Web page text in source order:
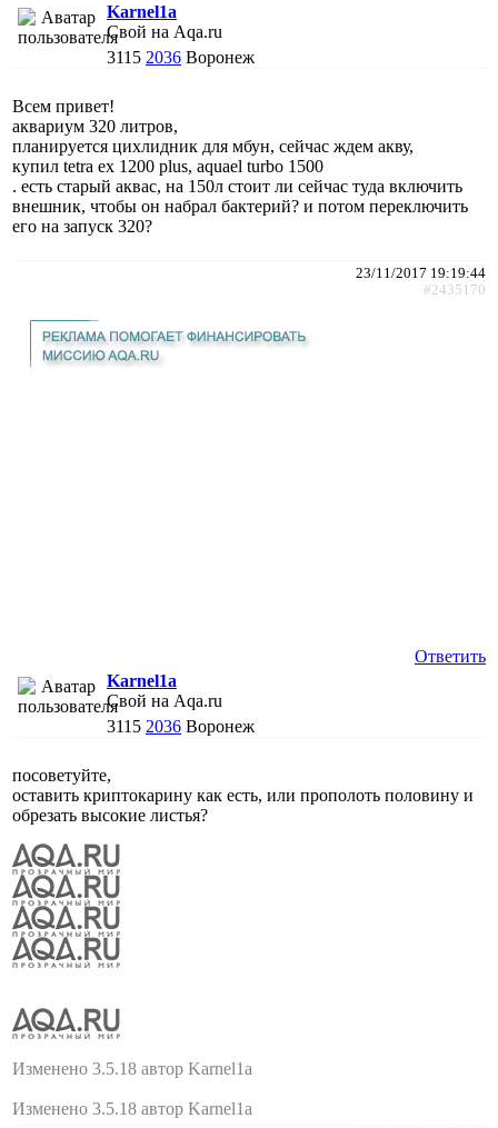
Karnel1a
Свой на Aqa.ru
3115 2036 Воронеж
Всем привет!
аквариум 320 литров,
планируется цихлидник для мбун, сейчас ждем акву,
купил tetra ex 1200 plus, aquael turbo 1500
. есть старый аквас, на 150л стоит ли сейчас туда включить
внешник, чтобы он набрал бактерий? и потом переключить
его на запуск 320?
23/11/2017 19:19:44
#2435170
Ответить
Karnel1a
Свой на Aqa.ru
3115 2036 Воронеж
посоветуйте,
оставить криптокарину как есть, или прополоть половину и
обрезать высокие листья?
Изменено 3.5.18 автор Karnel1a
Изменено 3.5.18 автор Karnel1a